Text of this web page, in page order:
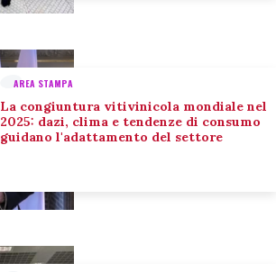
AREA STAMPA
La congiuntura vitivinicola mondiale nel
2025: dazi, clima e tendenze di consumo
guidano l'adattamento del settore